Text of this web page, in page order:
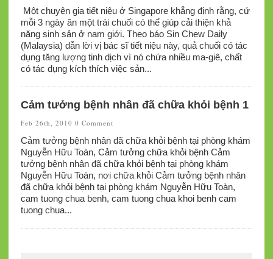
Một chuyên gia tiết niệu ở Singapore khẳng định rằng, cứ
mỗi 3 ngày ăn một trái chuối có thể giúp cải thiện khả
năng sinh sản ở nam giới. Theo báo Sin Chew Daily
(Malaysia) dẫn lời vị bác sĩ tiết niệu này, quả chuối có tác
dụng tăng lượng tinh dịch vì nó chứa nhiều ma-giê, chất
có tác dụng kích thích việc sản...
Cảm tưởng bệnh nhân đã chữa khỏi bệnh 1
Feb 26th, 2010 0 Comment
Cảm tưởng bệnh nhân đã chữa khỏi bệnh tại phòng khám
Nguyễn Hữu Toàn, Cảm tưởng chữa khỏi bệnh Cảm
tưởng bệnh nhân đã chữa khỏi bệnh tại phòng khám
Nguyễn Hữu Toàn, nơi chữa khỏi Cảm tưởng bệnh nhân
đã chữa khỏi bệnh tại phòng khám Nguyễn Hữu Toàn,
cam tuong chua benh, cam tuong chua khoi benh cam
tuong chua...